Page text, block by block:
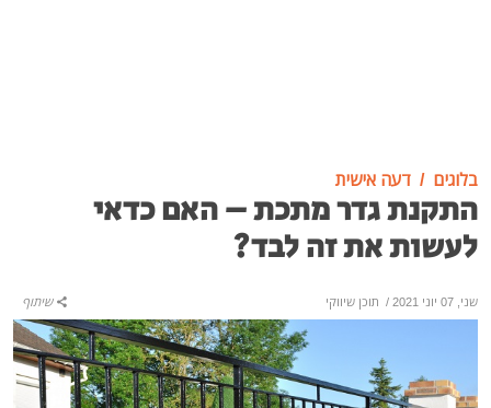
בלוגים דעה אישית
התקנת גדר מתכת – האם כדאי
לעשות את זה לבד?
שני, 07 יוני 2021 / תוכן שיווקי שיתוף